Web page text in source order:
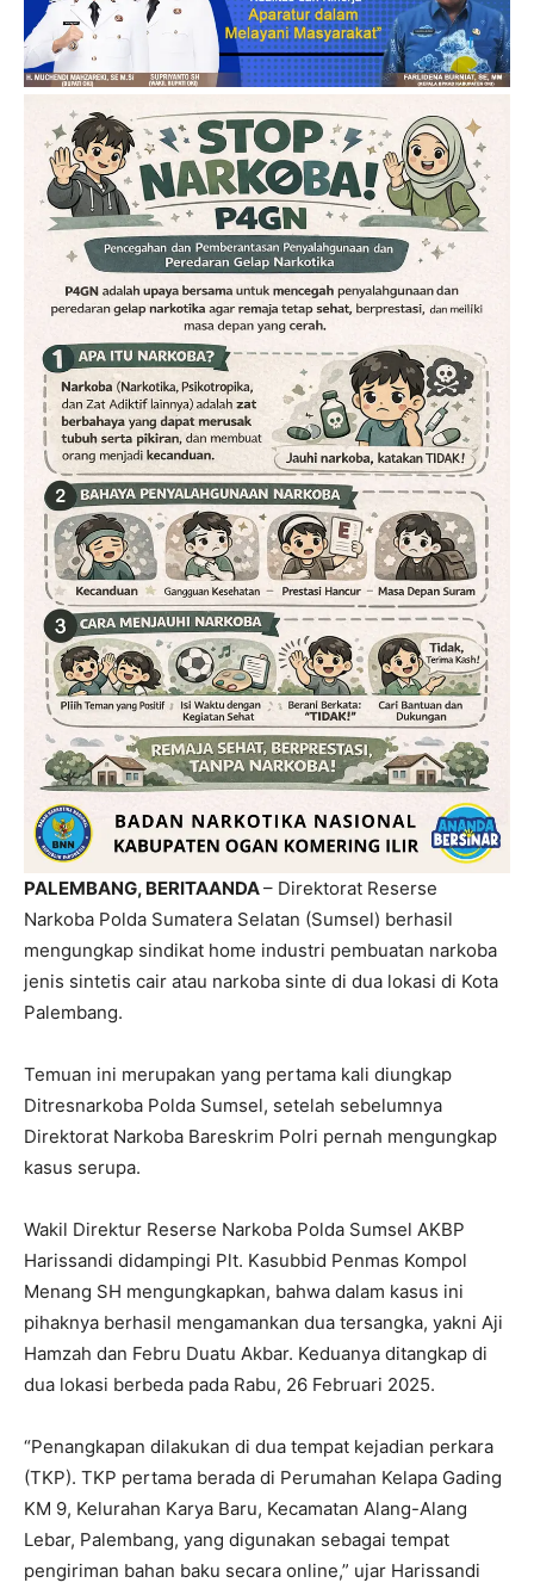
PALEMBANG, BERITAANDA– Direktorat Reserse
Narkoba Polda Sumatera Selatan (Sumsel) berhasil
mengungkap sindikat home industri pembuatan narkoba
jenis sintetis cair atau narkoba sinte di dua lokasi di Kota
Palembang.
Temuan ini merupakan yang pertama kali diungkap
Ditresnarkoba Polda Sumsel, setelah sebelumnya
Direktorat Narkoba Bareskrim Polri pernah mengungkap
kasus serupa.
Wakil Direktur Reserse Narkoba Polda Sumsel AKBP
Harissandi didampingi Plt. Kasubbid Penmas Kompol
Menang SH mengungkapkan, bahwa dalam kasus ini
pihaknya berhasil mengamankan dua tersangka, yakni Aji
Hamzah dan Febru Duatu Akbar. Keduanya ditangkap di
dua lokasi berbeda pada Rabu, 26 Februari 2025.
“Penangkapan dilakukan di dua tempat kejadian perkara
(TKP). TKP pertama berada di Perumahan Kelapa Gading
KM 9, Kelurahan Karya Baru, Kecamatan Alang-Alang
Lebar, Palembang, yang digunakan sebagai tempat
pengiriman bahan baku secara online,” ujar Harissandi